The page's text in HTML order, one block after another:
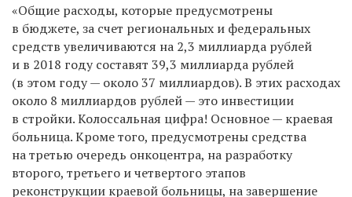
«Общие расходы, которые предусмотрены
в бюджете, за счет региональных и федеральных
средств увеличиваются на 2,3 миллиарда рублей
и в 2018 году составят 39,3 миллиарда рублей
(в этом году — около 37 миллиардов). В этих расходах
около 8 миллиардов рублей — это инвестиции
в стройки. Колоссальная цифра! Основное — краевая
больница. Кроме того, предусмотрены средства
на третью очередь онкоцентра, на разработку
второго, третьего и четвертого этапов
реконструкции краевой больницы, на завершение